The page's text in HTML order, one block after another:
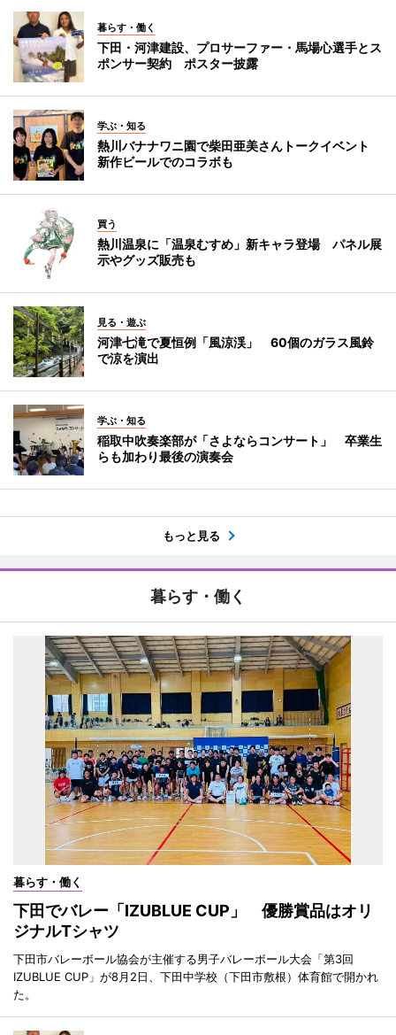
暮らす・働く
下田・河津建設、プロサーファー・馬場心選手とス
ポンサー契約 ポスター披露
学ぶ・知る
熱川バナナワニ園で柴田亜美さんトークイベント
新作ビールでのコラボも
買う
熱川温泉に「温泉むすめ」新キャラ登場 パネル展
示やグッズ販売も
見る・遊ぶ
河津七滝で夏恒例「風涼渓」 60個のガラス風鈴
で涼を演出
学ぶ・知る
稲取中吹奏楽部が「さよならコンサート」 卒業生
らも加わり最後の演奏会
もっと見る
暮らす・働く
暮らす・働く
下田でバレー「IZUBLUE CUP」 優勝賞品はオリ
ジナルTシャツ
下田市バレーボール協会が主催する男子バレーボール大会「第3回
IZUBLUE CUP」が8月2日、下田中学校（下田市敷根）体育館で開かれ
た。